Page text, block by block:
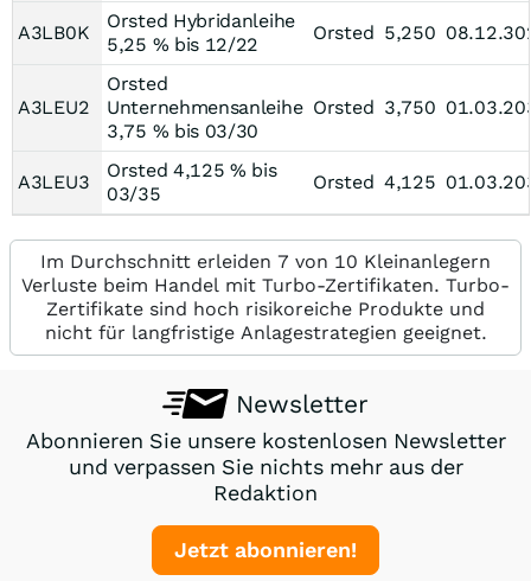
A3LB0K
Orsted Hybridanleihe
5,25 % bis 12/22
Orsted 5,250
A3LEU2
Orsted
Unternehmensanleihe
3,75 % bis 03/30
Orsted 3,750
A3LEU3
Orsted 4,125 % bis
03/35
Orsted 4,125
Im Durchschnitt erleiden 7 von 10 Kleinanlegern
Verluste beim Handel mit Turbo-Zertifikaten. Turbo-
Zertifikate sind hoch risikoreiche Produkte und
nicht für langfristige Anlagestrategien geeignet.
Newsletter
Abonnieren Sie unsere kostenlosen Newsletter
und verpassen Sie nichts mehr aus der
Redaktion
Jetzt abonnieren!